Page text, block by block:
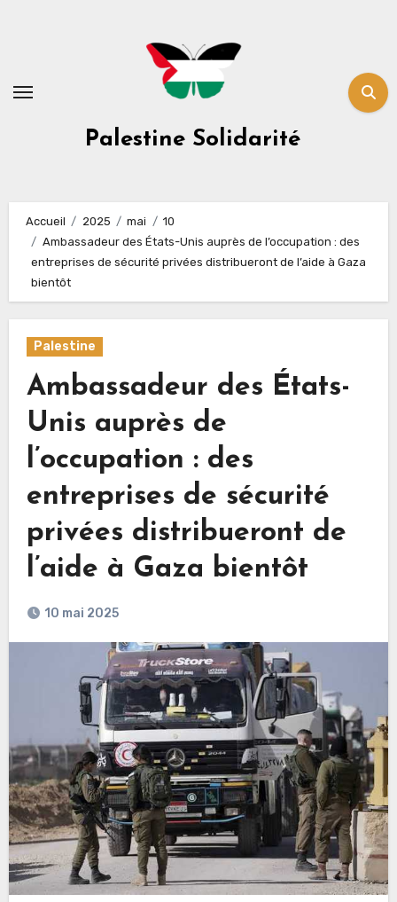
Palestine Solidarité
Accueil 2025 mai
10
Ambassadeur des États-Unis auprès de l’occupation : des
entreprises de sécurité privées distribueront de l’aide à Gaza
bientôt
Palestine
Ambassadeur des États-
Unis auprès de
l’occupation : des
entreprises de sécurité
privées distribueront de
l’aide à Gaza bientôt
10 mai 2025